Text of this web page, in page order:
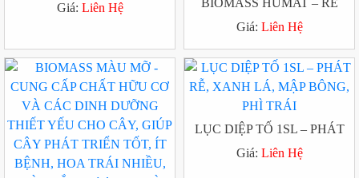
GIÉ HẠI LÚA, BỌ XÍT MUỖI
Giá: Liên Hệ
BIOMASS HUMAT – RỄ
NHIỀU, XANH LÁ, TỐT
TỐT NPK, HẠ PHÈN GIẢI
ĐỘC HỮU CƠ
Giá: Liên Hệ
LỤC DIỆP TỐ 1SL – PHÁT
RỄ, XANH LÁ, MẬP BÔNG,
Giá: Liên Hệ